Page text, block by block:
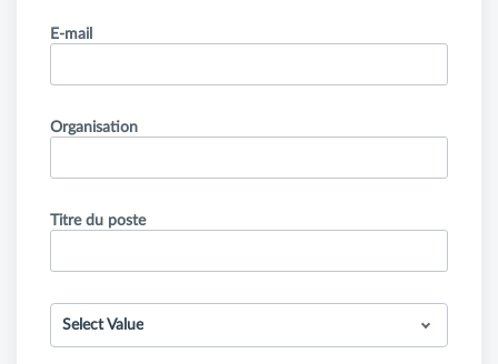
E-mail
Organisation
Titre du poste
Select Value